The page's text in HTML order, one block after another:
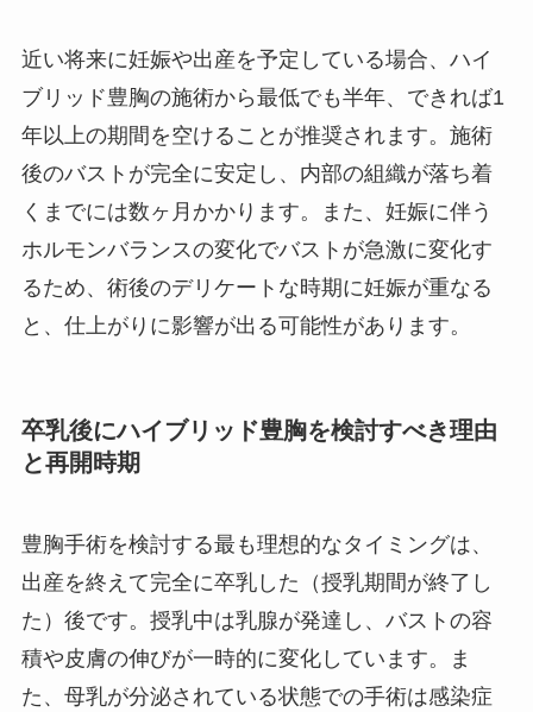
近い将来に妊娠や出産を予定している場合、ハイ
ブリッド豊胸の施術から最低でも半年、できれば1
年以上の期間を空けることが推奨されます。施術
後のバストが完全に安定し、内部の組織が落ち着
くまでには数ヶ月かかります。また、妊娠に伴う
ホルモンバランスの変化でバストが急激に変化す
るため、術後のデリケートな時期に妊娠が重なる
と、仕上がりに影響が出る可能性があります。
卒乳後にハイブリッド豊胸を検討すべき理由
と再開時期
豊胸手術を検討する最も理想的なタイミングは、
出産を終えて完全に卒乳した（授乳期間が終了し
た）後です。授乳中は乳腺が発達し、バストの容
積や皮膚の伸びが一時的に変化しています。ま
た、母乳が分泌されている状態での手術は感染症